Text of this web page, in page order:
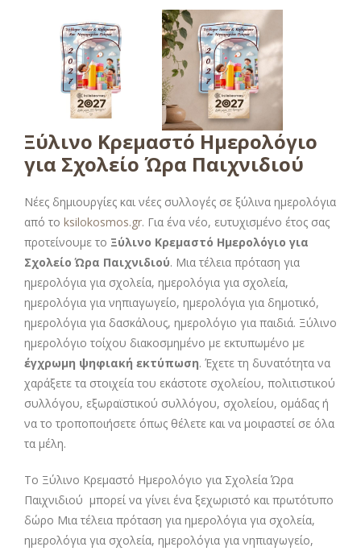
Ξύλινο Κρεμαστό Ημερολόγιο
για Σχολείο Ώρα Παιχνιδιού
Νέες δημιουργίες και νέες συλλογές σε ξύλινα ημερολόγια
από το ksilokosmos.gr. Για ένα νέο, ευτυχισμένο έτος σας
προτείνουμε το Ξύλινο Κρεμαστό Ημερολόγιο για
Σχολείο Ώρα Παιχνιδιού. Μια τέλεια πρόταση για
ημερολόγια για σχολεία, ημερολόγια για σχολεία,
ημερολόγια για νηπιαγωγείο, ημερολόγια για δημοτικό,
ημερολόγια για δασκάλους, ημερολόγιο για παιδιά. Ξύλινο
ημερολόγιο τοίχου διακοσμημένο με εκτυπωμένο με
έγχρωμη ψηφιακή εκτύπωση. Έχετε τη δυνατότητα να
χαράξετε τα στοιχεία του εκάστοτε σχολείου, πολιτιστικού
συλλόγου, εξωραϊστικού συλλόγου, σχολείου, ομάδας ή
να το τροποποιήσετε όπως θέλετε και να μοιραστεί σε όλα
τα μέλη.
Το Ξύλινο Κρεμαστό Ημερολόγιο για Σχολεία Ώρα
Παιχνιδιού μπορεί να γίνει ένα ξεχωριστό και πρωτότυπο
δώρο Μια τέλεια πρόταση για ημερολόγια για σχολεία,
ημερολόγια για σχολεία, ημερολόγια για νηπιαγωγείο,